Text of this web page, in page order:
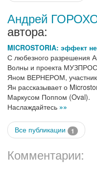
Андрей
автора:
MICROSTORIA: эффект
С любезного разрешения
Волны и проекта
Яном ВЕРНЕРОМ,
Ян рассказывает о
Маркусом Поппом (Oval).
Наслаждайтесь »»
Все публикации 1
Комментарии: